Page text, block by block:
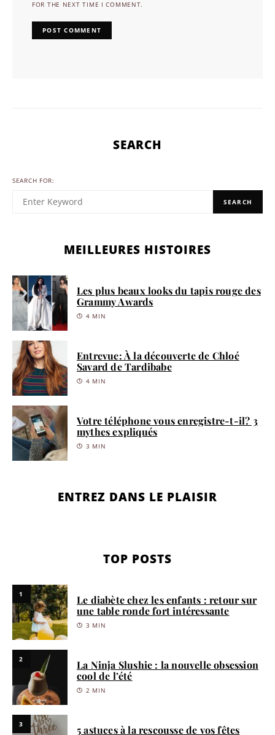
FOR THE NEXT TIME I COMMENT.
SEARCH
SEARCH FOR:
SEARCH
MEILLEURES HISTOIRES
Les plus beaux looks du tapis rouge des
Grammy Awards
4 MIN
Entrevue: À la découverte de Chloé
Savard de Tardibabe
4 MIN
Votre téléphone vous enregistre-t-il? 3
mythes expliqués
3 MIN
ENTREZ DANS LE PLAISIR
TOP POSTS
1
Le diabète chez les enfants : retour sur
une table ronde fort intéressante
3 MIN
2
La Ninja Slushie : la nouvelle obsession
cool de l’été
2 MIN
3
5 astuces à la rescousse de vos fêtes